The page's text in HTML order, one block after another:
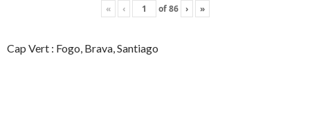
« ‹ of86 › »
Cap Vert : Fogo, Brava, Santiago